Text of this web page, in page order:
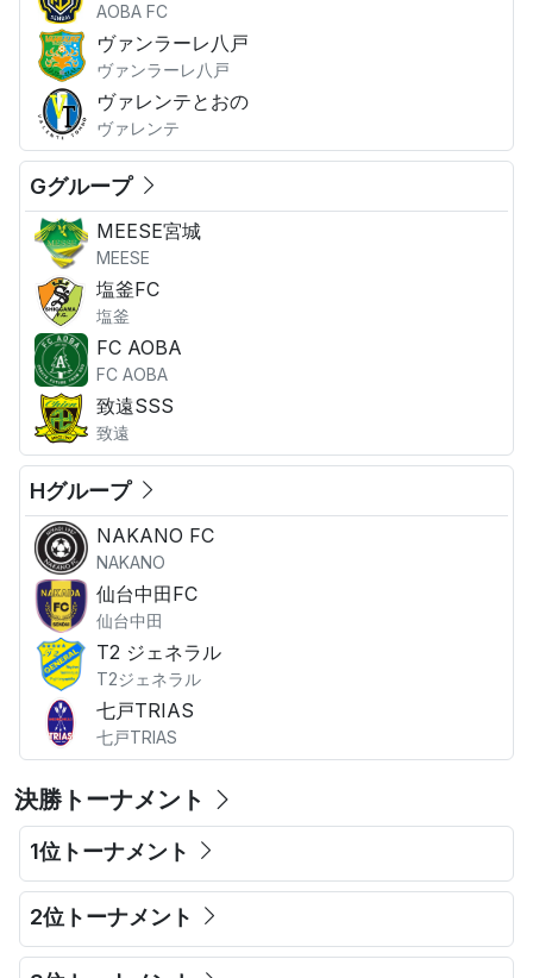
AOBA FC
ヴァンラーレ八戸
ヴァンラーレ八戸
ヴァレンテとおの
ヴァレンテ
Gグループ
MEESE宮城
MEESE
塩釜FC
塩釜
FC AOBA
FC AOBA
致遠SSS
致遠
Hグループ
NAKANO FC
NAKANO
仙台中田FC
仙台中田
T2 ジェネラル
T2ジェネラル
七戸TRIAS
七戸TRIAS
決勝トーナメント
1位トーナメント
2位トーナメント